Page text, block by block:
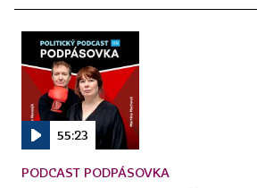
55:23
PODCAST PODPÁSOVKA